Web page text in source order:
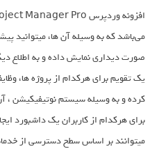
می‌باشد که به وسیله آن ها، میتوانید
صورت دیداری نمایش داده و به اطلاع
یک تقویم برای هرکدام از پروژه ها،
کرده و به وسیله سیستم نوتیفیکیشن ،
برای هرکدام از کاربران یک داشبورد
میتوانند بر اساس سطح دسترسی از